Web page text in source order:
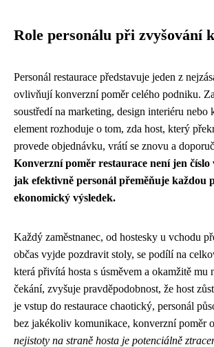
Role personálu při zvyšování
Personál restaurace představuje jeden z
ovlivňují konverzní poměr celého podniku.
soustředí na marketing, design interiéru
element rozhoduje o tom, zda host, který
provede objednávku, vrátí se znovu a
Konverzní poměr restaurace není jen
jak efektivně personál přeměňuje každou
ekonomický výsledek.
Každý zaměstnanec, od hostesky u vchodu
občas vyjde pozdravit stoly, se podílí na
která přivítá hosta s úsměvem a okamžitě mu
čekání, zvyšuje pravděpodobnost, že host
je vstup do restaurace chaotický, personál
bez jakékoliv komunikace, konverzní poměr
nejistoty na straně hosta je potenciálně